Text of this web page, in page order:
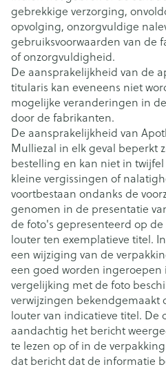
gebrekkige verzorging,
opvolging, onzorgvuldige
gebruiksvoorwaarden van de
of onzorgvuldigheid.
De aansprakelijkheid van de
titularis kan eveneens niet
mogelijke veranderingen in
door de fabrikanten.
De aansprakelijkheid van
Mulliezal in elk geval beperkt
bestelling en kan niet in
kleine vergissingen of
voortbestaan ondanks de
genomen in de presentatie
de foto's gepresenteerd op
louter ten exemplatieve titel.
een wijziging van de
een goed worden ingeroepen
vergelijking met de foto
verwijzingen bekendgemaakt
louter van indicatieve titel. De
aandachtig het bericht
te lezen op of in de
dat bericht dat de informatie